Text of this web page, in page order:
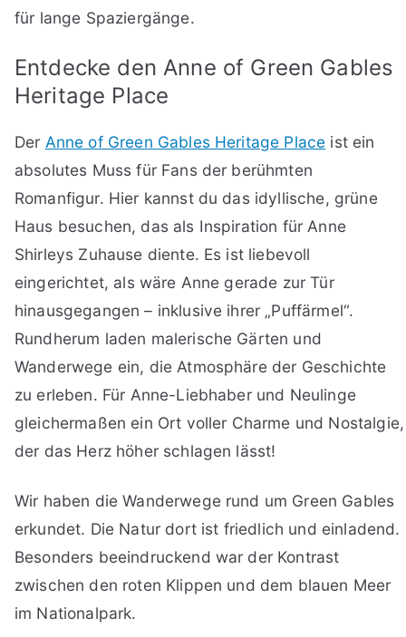
für lange Spaziergänge.
Entdecke den Anne of Green Gables
Heritage Place
Der Anne of Green Gables Heritage Place ist ein
absolutes Muss für Fans der berühmten
Romanfigur. Hier kannst du das idyllische, grüne
Haus besuchen, das als Inspiration für Anne
Shirleys Zuhause diente. Es ist liebevoll
eingerichtet, als wäre Anne gerade zur Tür
hinausgegangen – inklusive ihrer „Puffärmel“.
Rundherum laden malerische Gärten und
Wanderwege ein, die Atmosphäre der Geschichte
zu erleben. Für Anne-Liebhaber und Neulinge
gleichermaßen ein Ort voller Charme und Nostalgie,
der das Herz höher schlagen lässt!
Wir haben die Wanderwege rund um Green Gables
erkundet. Die Natur dort ist friedlich und einladend.
Besonders beeindruckend war der Kontrast
zwischen den roten Klippen und dem blauen Meer
im Nationalpark.